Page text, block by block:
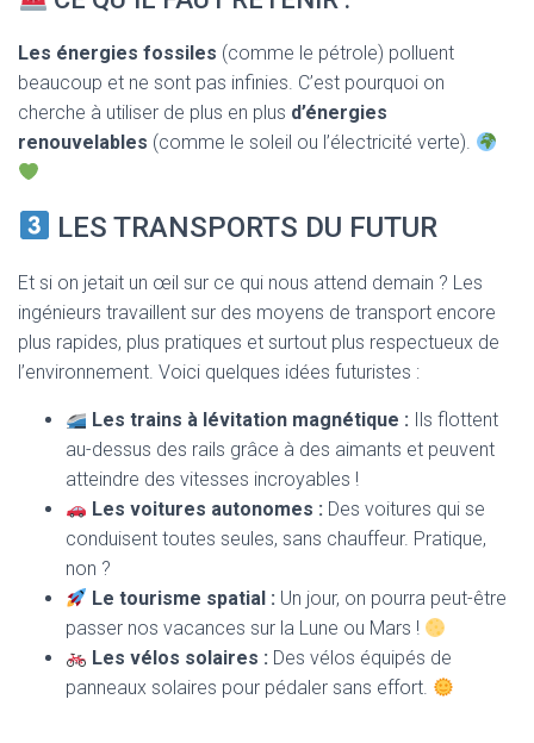
Les énergies fossiles (comme le pétrole) polluent
beaucoup et ne sont pas infinies. C’est pourquoi on
cherche à utiliser de plus en plus d’énergies
renouvelables (comme le soleil ou l’électricité verte).
LES TRANSPORTS DU FUTUR
Et si on jetait un œil sur ce qui nous attend demain ? Les
ingénieurs travaillent sur des moyens de transport encore
plus rapides, plus pratiques et surtout plus respectueux de
l’environnement. Voici quelques idées futuristes :
Les trains à lévitation magnétique : Ils flottent
au-dessus des rails grâce à des aimants et peuvent
atteindre des vitesses incroyables !
Les voitures autonomes : Des voitures qui se
conduisent toutes seules, sans chauffeur. Pratique,
non ?
Le tourisme spatial : Un jour, on pourra peut-être
passer nos vacances sur la Lune ou Mars !
Les vélos solaires : Des vélos équipés de
panneaux solaires pour pédaler sans effort.